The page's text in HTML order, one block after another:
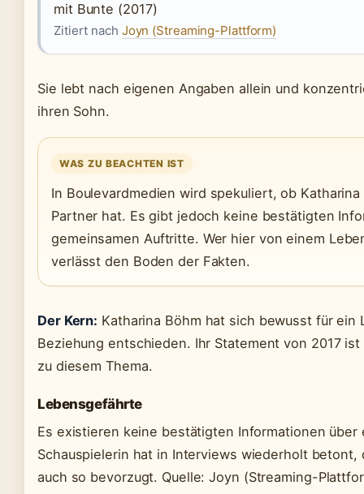
mit Bunte (2017)
Zitiert nach Joyn (Streaming-Plattform)
Sie lebt nach eigenen Angaben allein und
ihren Sohn.
WAS ZU BEACHTEN IST
In Boulevardmedien wird spekuliert, ob
Partner hat. Es gibt jedoch keine bestätigten
gemeinsamen Auftritte. Wer hier von einem
verlässt den Boden der Fakten.
Der Kern: Katharina Böhm hat sich bewusst für
Beziehung entschieden. Ihr Statement von 2017
zu diesem Thema.
Lebensgefährte
Es existieren keine bestätigten Informationen
Schauspielerin hat in Interviews wiederholt betont,
auch so bevorzugt. Quelle: Joyn (Streaming-